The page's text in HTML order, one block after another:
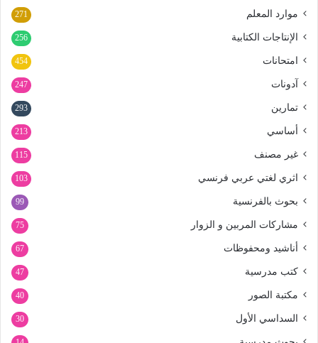
موارد المعلم 271
الإنتاجات الكتابية 256
امتحانات 454
آدونات 247
تمارين 293
أساسي 213
غير مصنف 115
اثري لغتي عربي فرنسي 103
بحوث بالفرنسية 99
مشاركات المربين و الزوار 75
أناشيد ومحفوظات 67
كتب مدرسية 47
مكتبة الصور 40
السداسي الأول 30